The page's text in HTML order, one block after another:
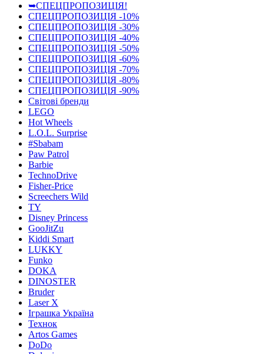
➥СПЕЦПРОПОЗИЦІЯ!
СПЕЦПРОПОЗИЦІЯ -10%
СПЕЦПРОПОЗИЦІЯ -30%
СПЕЦПРОПОЗИЦІЯ -40%
СПЕЦПРОПОЗИЦІЯ -50%
СПЕЦПРОПОЗИЦІЯ -60%
СПЕЦПРОПОЗИЦІЯ -70%
СПЕЦПРОПОЗИЦІЯ -80%
СПЕЦПРОПОЗИЦІЯ -90%
Світові бренди
LEGO
Hot Wheels
L.O.L. Surprise
#Sbabam
Paw Patrol
Barbie
TechnoDrive
Fisher-Price
Screechers Wild
TY
Disney Princess
GooJitZu
Kiddi Smart
LUKKY
Funko
DOKA
DINOSTER
Bruder
Laser X
Іграшка Україна
Технок
Artos Games
DoDo